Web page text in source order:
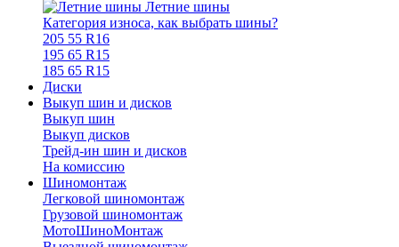
Летние шины
Категория износа, как выбрать шины?
205 55 R16
195 65 R15
185 65 R15
Диски
Выкуп шин и дисков
Выкуп шин
Выкуп дисков
Трейд-ин шин и дисков
На комиссию
Шиномонтаж
Легковой шиномонтаж
Грузовой шиномонтаж
МотоШиноМонтаж